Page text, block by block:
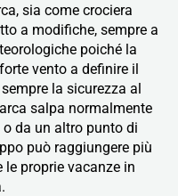
sia come crociera
a modifiche, sempre a
poiché la
vento a definire il
la sicurezza al
salpa normalmente
da un altro punto di
può raggiungere più
proprie vacanze in